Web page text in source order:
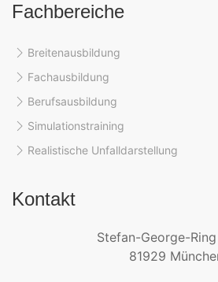
Fachbereiche
Breitenausbildung
Fachausbildung
Berufsausbildung
Simulationstraining
Realistische Unfalldarstellung
Kontakt
Stefan-George-
81929